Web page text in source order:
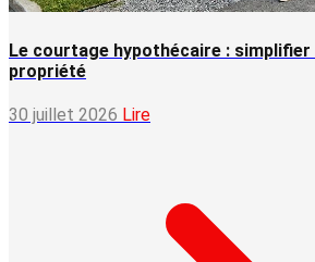
Le courtage hypothécaire : simplifier
propriété
30 juillet 2026 Lire